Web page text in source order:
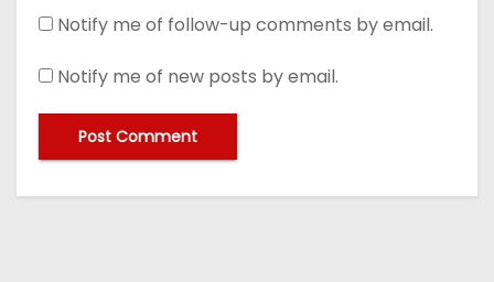
Notify me of follow-up comments by email.
Notify me of new posts by email.